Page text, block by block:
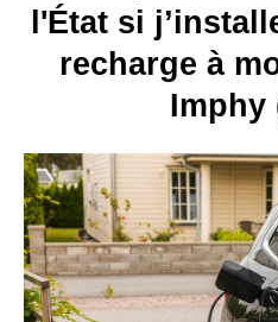
l'État si
recharge à
Imphy